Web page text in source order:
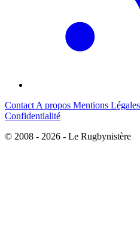
Contact A propos Mentions Légales
Confidentialité
© 2008 - 2026 - Le Rugbynistère